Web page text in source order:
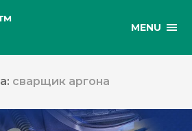
MENU
сварщик аргона